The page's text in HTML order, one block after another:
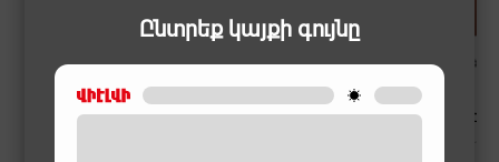
Ընտրեք կայքի գույնը